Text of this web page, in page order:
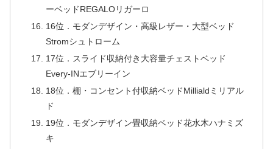
ーベッドREGALOリガーロ
16位．モダンデザイン・高級レザー・大型ベッド
Stromシュトローム
17位．スライド収納付き大容量チェストベッド
Every-INエブリーイン
18位．棚・コンセント付収納ベッドMillialdミリアル
ド
19位．モダンデザイン畳収納ベッド花水木ハナミズ
キ